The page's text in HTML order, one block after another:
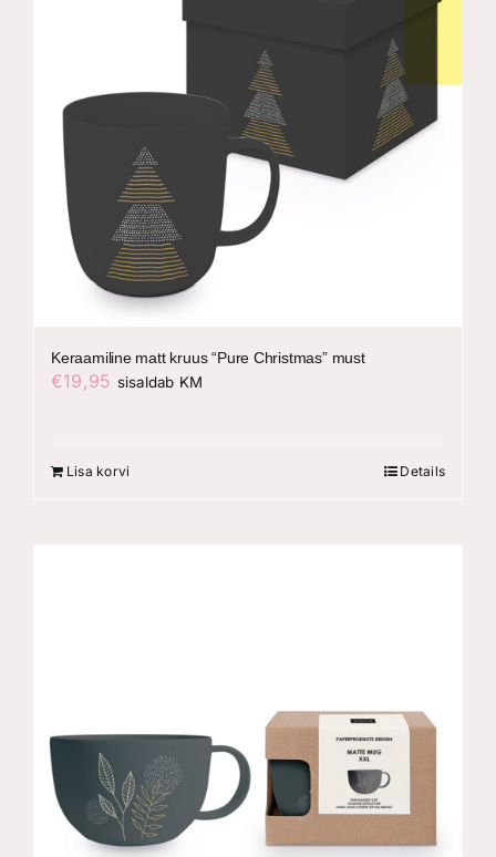
Keraamiline matt kruus “Pure Christmas” must
€19,95 sisaldab KM
Lisa korvi Details